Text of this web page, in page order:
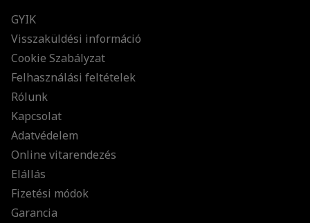
GYIK
Visszaküldési információ
Cookie Szabályzat
Felhasználási feltételek
Rólunk
Kapcsolat
Adatvédelem
Online vitarendezés
Elállás
Fizetési módok
Garancia